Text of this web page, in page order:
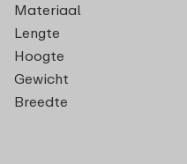
Materiaal
Lengte
Hoogte
Gewicht
Breedte